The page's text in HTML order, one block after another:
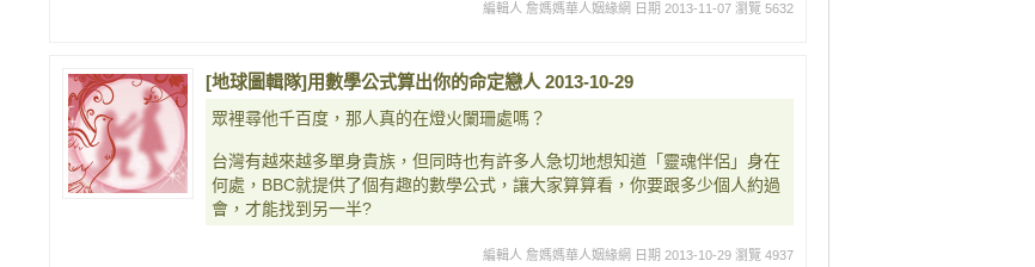
編輯人 詹媽媽華人姻緣網 日期 2013-11-07 瀏覽 5632
[地球圖輯隊]用數學公式算出你的命定戀人 2013-10-29
眾裡尋他千百度，那人真的在燈火闌珊處嗎？
台灣有越來越多單身貴族，但同時也有許多人急切地想知道「靈魂伴侶」身在
何處，BBC就提供了個有趣的數學公式，讓大家算算看，你要跟多少個人約過
會，才能找到另一半?
編輯人 詹媽媽華人姻緣網 日期 2013-10-29 瀏覽 4937